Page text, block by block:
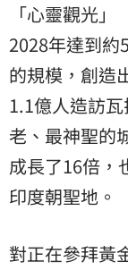
「心靈觀光
2028年達到約
的規模，創造
1.1億人造訪
老、最神聖的
成長了16倍，
印度朝聖地。
對正在參拜黃